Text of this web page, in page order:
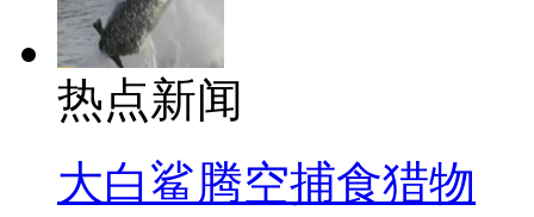
热点新闻
大白鲨腾空捕食猎物